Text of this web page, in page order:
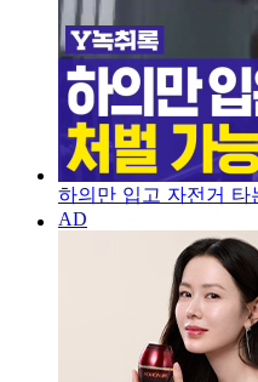
하의만 입고 자전거